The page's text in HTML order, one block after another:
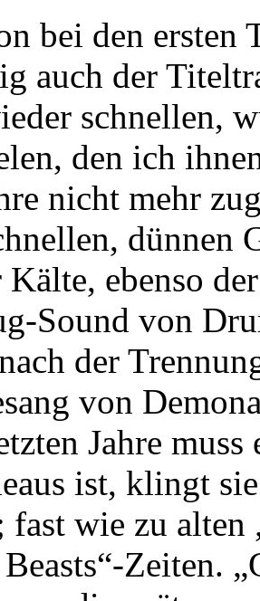
bei den ersten
auch der
schnellen,
den ich
nicht mehr
dünnen
ebenso
Sound von
der
von
Jahre
ist, klingt
fast wie zu
Zeiten.